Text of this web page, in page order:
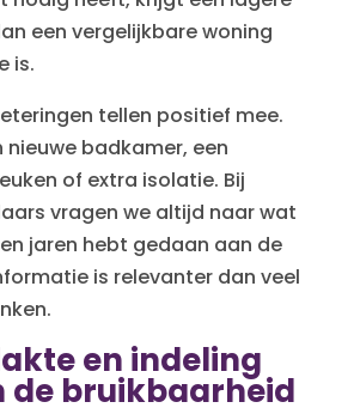
een vergelijkbare woning
is.
tellen positief mee.
nieuwe badkamer, een
of extra isolatie. Bij
vragen we altijd naar wat
jaren hebt gedaan aan de
is relevanter dan veel
en indeling
de bruikbaarheid